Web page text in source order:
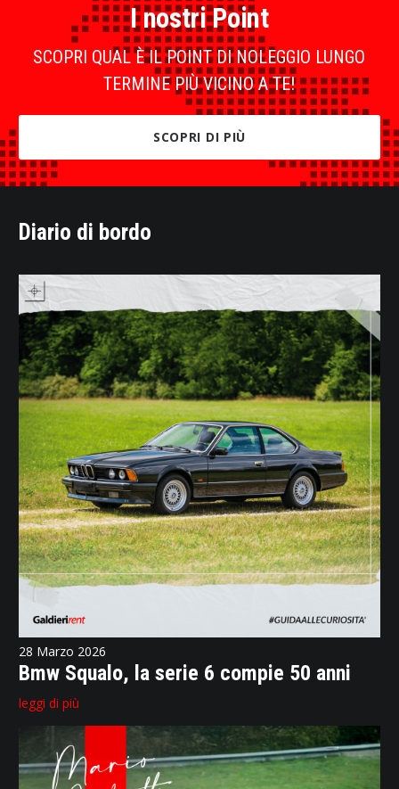
I nostri Point
SCOPRI QUAL È IL POINT DI NOLEGGIO LUNGO
TERMINE PIÙ VICINO A TE!
SCOPRI DI PIÙ
Diario di bordo
28 Marzo 2026
Bmw Squalo, la serie 6 compie 50 anni
leggi di più